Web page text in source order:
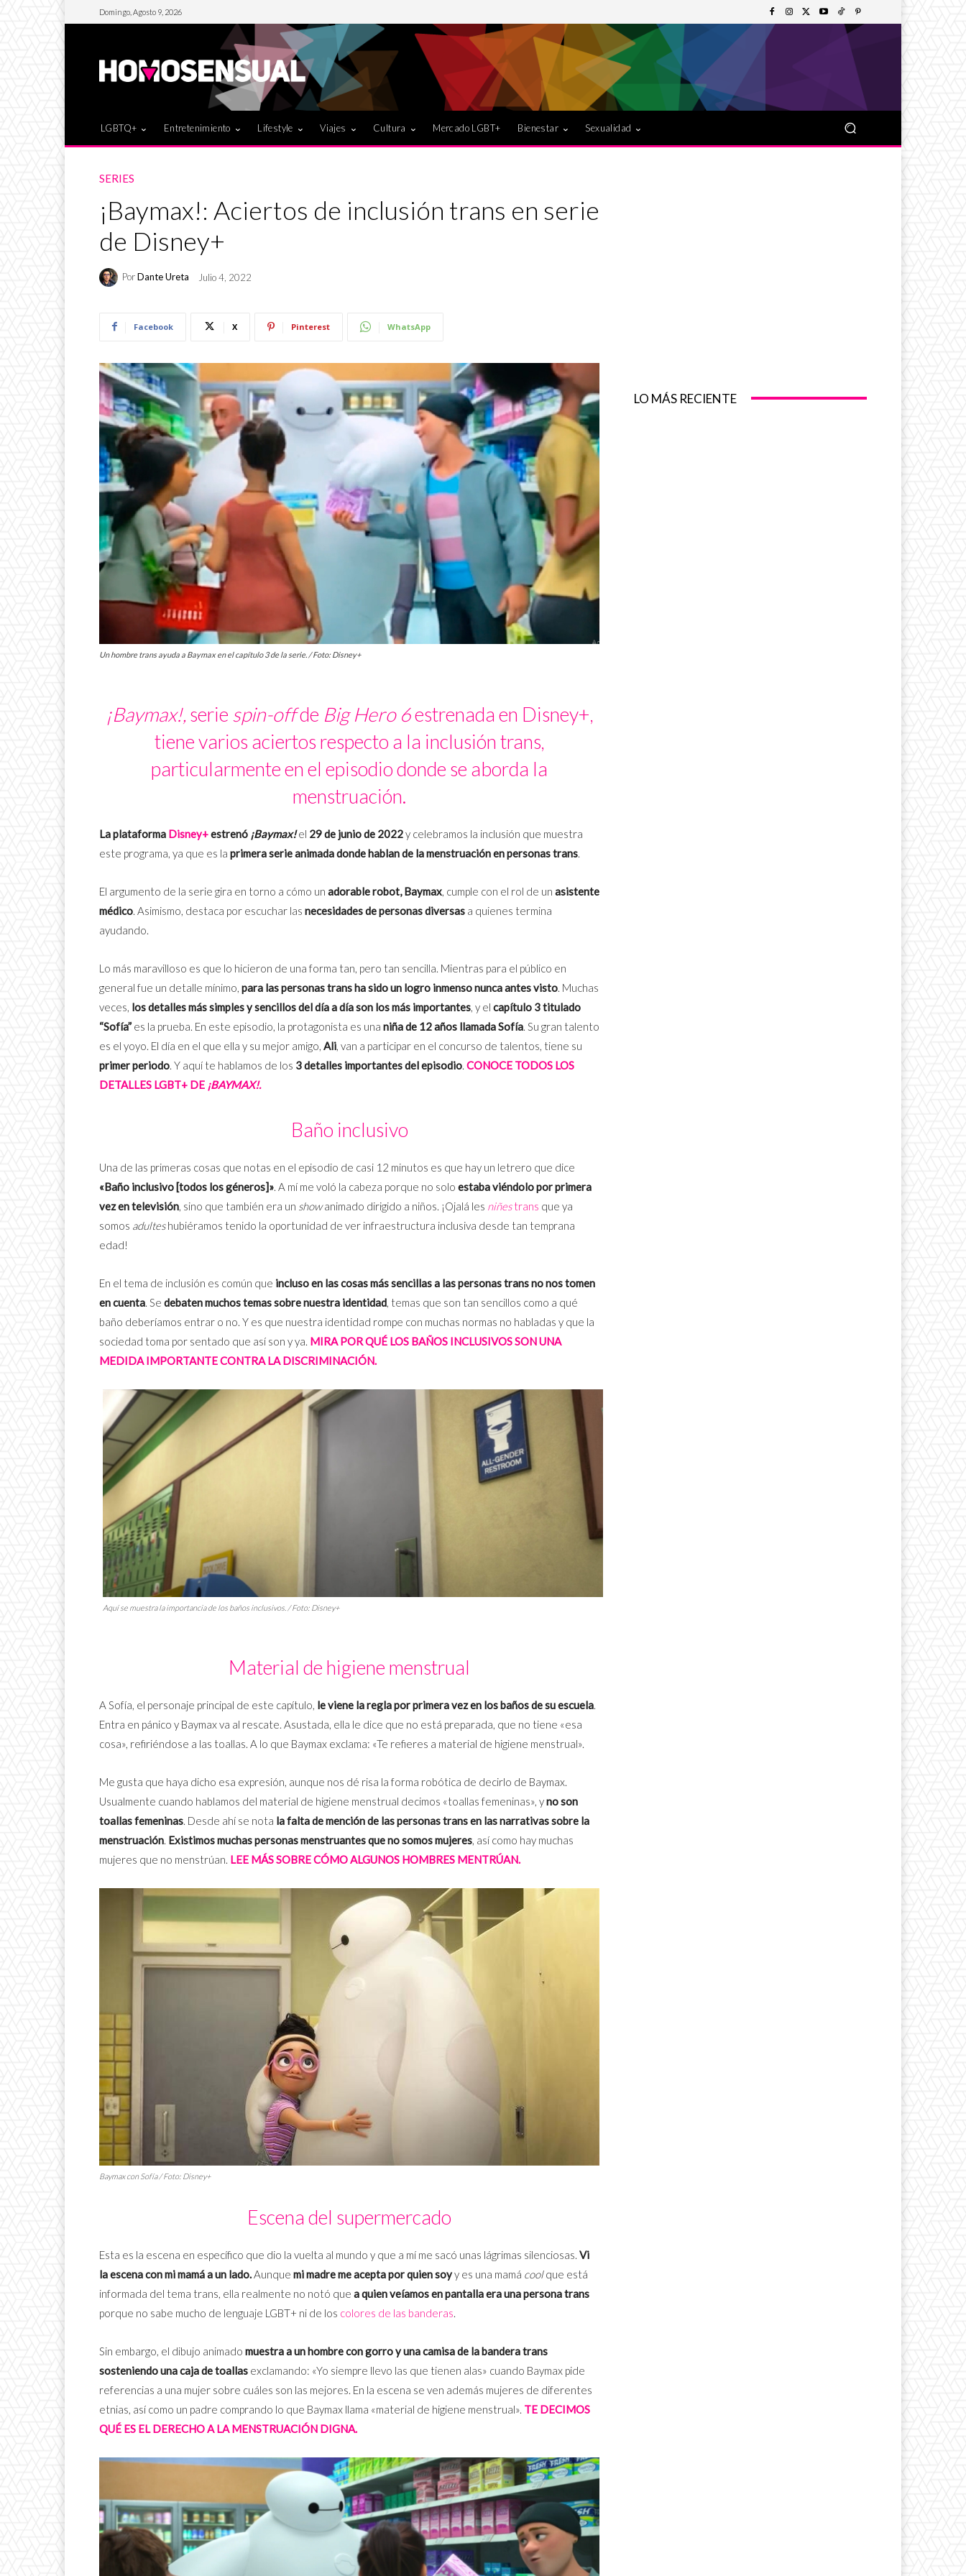
Domingo, Agosto 9, 2026
LGBTQ+ Entretenimiento Lifestyle Viajes Cultura Mercado LGBT+ Bienestar Sexualidad
SERIES
¡Baymax!: Aciertos de inclusión trans en serie
de Disney+
PorDante Ureta Julio 4, 2022
Facebook X Pinterest WhatsApp
Un hombre trans ayuda a Baymax en el capítulo 3 de la serie. / Foto: Disney+
¡Baymax!,serie spin-offde Big Hero 6estrenada en Disney+,
tiene varios aciertos respecto a la inclusión trans,
particularmente en el episodio donde se aborda la
menstruación.
La plataforma Disney+estrenó ¡Baymax!el 29 de junio de 2022y celebramos la inclusión que muestra
este programa, ya que es la primera serie animada donde hablan de la menstruación en personas trans.
El argumento de la serie gira en torno a cómo un adorable robot, Baymax, cumple con el rol de un asistente
médico. Asimismo, destaca por escuchar las necesidades de personas diversas a quienes termina
ayudando.
Lo más maravilloso es que lo hicieron de una forma tan, pero tan sencilla. Mientras para el público en
general fue un detalle mínimo, para las personas trans ha sido un logro inmenso nunca antes visto. Muchas
veces, los detalles más simples y sencillos del día a día son los más importantes, y el capítulo 3 titulado
“Sofía” es la prueba. En este episodio, la protagonista es una niña de 12 años llamada Sofía. Su gran talento
es el yoyo. El día en el que ella y su mejor amigo, Ali, van a participar en el concurso de talentos, tiene su
primer periodo. Y aquí te hablamos de los 3 detalles importantes del episodio. CONOCE TODOS LOS
DETALLES LGBT+ DE ¡BAYMAX!.
Baño inclusivo
Una de las primeras cosas que notas en el episodio de casi 12 minutos es que hay un letrero que dice
«Baño inclusivo [todos los géneros]». A mí me voló la cabeza porque no solo estaba viéndolo por primera
vez en televisión, sino que también era un showanimado dirigido a niños. ¡Ojalá les niñestrans que ya
somos adulteshubiéramos tenido la oportunidad de ver infraestructura inclusiva desde tan temprana
edad!
En el tema de inclusión es común que incluso en las cosas más sencillas a las personas trans no nos tomen
en cuenta. Se debaten muchos temas sobre nuestra identidad, temas que son tan sencillos como a qué
baño deberíamos entrar o no. Y es que nuestra identidad rompe con muchas normas no habladas y que la
sociedad toma por sentado que así son y ya. MIRA POR QUÉ LOS BAÑOS INCLUSIVOS SON UNA
MEDIDA IMPORTANTE CONTRA LA DISCRIMINACIÓN.
Aquí se muestra la importancia de los baños inclusivos. / Foto: Disney+
Material de higiene menstrual
A Sofía, el personaje principal de este capítulo, le viene la regla por primera vez en los baños de su escuela
Entra en pánico y Baymax va al rescate. Asustada, ella le dice que no está preparada, que no tiene «esa
cosa», refiriéndose a las toallas. A lo que Baymax exclama: «Te refieres a material de higiene menstrual».
Me gusta que haya dicho esa expresión, aunque nos dé risa la forma robótica de decirlo de Baymax.
Usualmente cuando hablamos del material de higiene menstrual decimos «toallas femeninas», yno son
toallas femeninas . Desde ahí se nota la falta de mención de las personas trans en las narrativas sobre la
menstruación Existimos muchas personas menstruantes que no somos mujeres , así como hay muchas
mujeres que no menstrúan. LEE MÁS SOBRE CÓMO ALGUNOS HOMBRES MENTRÚAN.
Baymax con Sofía / Foto: Disney+
Escena del supermercado
Esta es la escena en específico que dio la vuelta al mundo y que a mí me sacó unas lágrimas silenciosas. Vi
la escena con mi mamá a un lado.Aunque mi madre me acepta por quien soyy es una mamá coolque está
informada del tema trans, ella realmente no notó que a quien veíamos en pantalla era una persona trans
porque no sabe mucho de lenguaje LGBT+ ni de los colores de las banderas.
Sin embargo, el dibujo animado muestra a un hombre con gorro y una camisa de la bandera trans
sosteniendo una caja de toallas exclamando: «Yo siempre llevo las que tienen alas» cuando Baymax pide
referencias a una mujer sobre cuáles son las mejores. En la escena se ven además mujeres de diferentes
etnias, así como un padre comprando lo que Baymax llama «material de higiene menstrual». TE DECIMOS
QUÉ ES EL DERECHO A LA MENSTRUACIÓN DIGNA.
LO MÁS RECIENTE